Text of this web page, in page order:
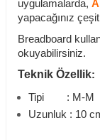
uygulamalarda,
yapacağınız
Breadboard
okuyabilirsiniz.
Teknik Özellik:
Tipi : M-M
Uzunluk : 10